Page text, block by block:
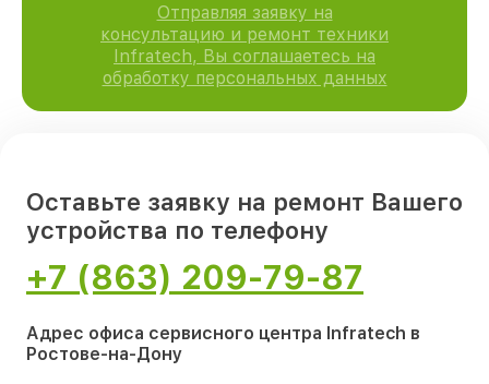
Отправляя заявку на
консультацию и ремонт техники
Infratech, Вы соглашаетесь на
обработку персональных данных
Оставьте заявку на ремонт Вашего
устройства по телефону
+7 (863) 209-79-87
Адрес офиса сервисного центра Infratech в
Ростове-на-Дону